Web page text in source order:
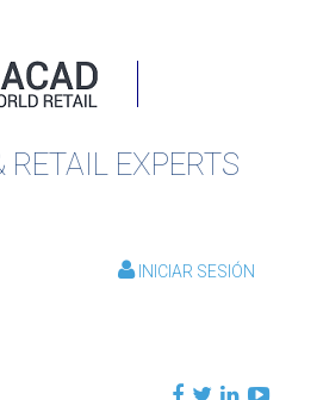
RETAIL EXPERTS
INICIAR SESIÓN